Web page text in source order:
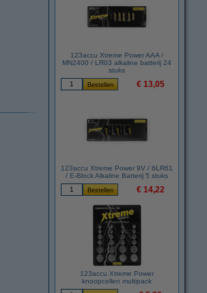
123accu Xtreme Power AAA /
MN2400 / LR03 alkaline batterij 24
stuks
€ 13,05
123accu Xtreme Power 9V / 6LR61
/ E-Block Alkaline Batterij 5 stuks
€ 14,22
123accu Xtreme Power
knoopcellen multipack